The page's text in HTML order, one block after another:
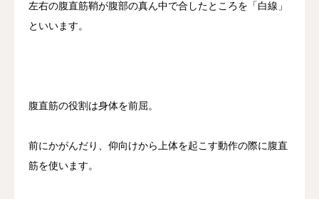
左右の腹直筋鞘が腹部の真ん中で合したところを「白線」
といいます。
腹直筋の役割は身体を前屈。
前にかがんだり、仰向けから上体を起こす動作の際に腹直
筋を使います。